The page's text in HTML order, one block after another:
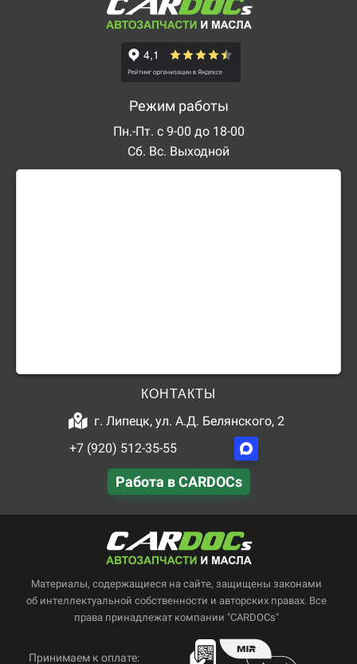
Режим работы
Пн.-Пт. с 9-00 до 18-00
Сб. Вс. Выходной
КОНТАКТЫ
г. Липецк, ул. А.Д. Белянского, 2
+7 (920) 512-35-55
Работа в CARDOCs
Материалы, содержащиеся на сайте, защищены законами
об интеллектуальной собственности и авторских правах. Все
права принадлежат компании "CARDOCs"
Принимаем к оплате: